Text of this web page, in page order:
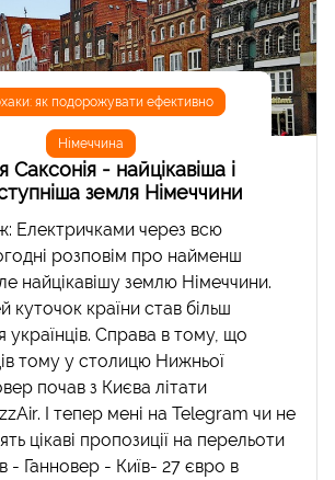
як подорожувати ефективно
Німеччина
- найцікавіша і
земля Німеччини
Електричками через всю
розповім про найменш
найцікавішу землю Німеччини.
куточок країни став більш
українців. Справа в тому, що
тому у столицю Нижньої
почав з Києва літати
І тепер мені на Telegram чи не
цікаві пропозиції на перельоти
- Ганновер - Київ- 27 євро в